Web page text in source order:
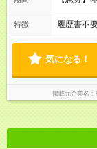
特徴 履歴書不
気になる！
掲載元企業名